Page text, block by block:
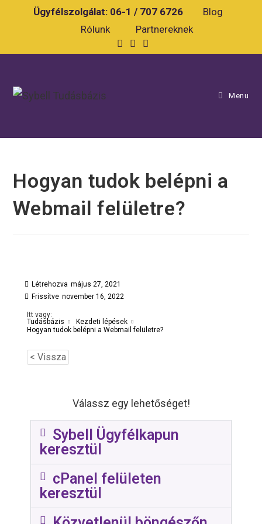
Ügyfélszolgálat: 06-1 / 707 6726
Blog
Rólunk
Partnereknek
Menu
Hogyan tudok belépni a
Webmail felületre?
Létrehozva május 27, 2021
Frissítve november 16, 2022
Itt vagy:
Tudásbázis
Kezdeti lépések
Hogyan tudok belépni a Webmail felületre?
< Vissza
Válassz egy lehetőséget!
Sybell Ügyfélkapun
keresztül
cPanel felületen
keresztül